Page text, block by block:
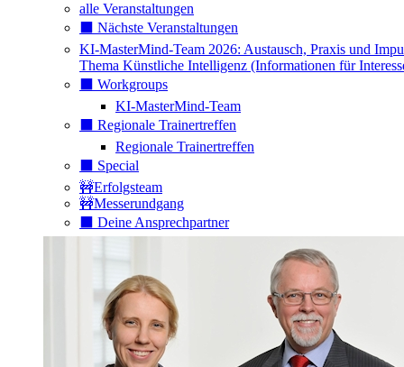
alle Veranstaltungen
⬛️ Nächste Veranstaltungen
KI-MasterMind-Team 2026: Austausch, Praxis und
Thema Künstliche Intelligenz (Informationen für
⬛️ Workgroups
KI-MasterMind-Team
⬛️ Regionale Trainertreffen
Regionale Trainertreffen
⬛️ Special
🚧Erfolgsteam
🚧Messerundgang
⬛️ Deine Ansprechpartner